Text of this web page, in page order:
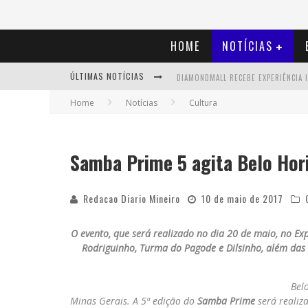
HOME NOTÍCIAS
ÚLTIMAS NOTÍCIAS
Home Notícias Cultura
Samba Prime 5 agita Belo
Redacao Diario Mineiro 10 de maio de 2017
O evento, que será realizado no dia 20 de maio, no
Rodriguinho, Turma do Pagode e Dilsinho, além
Minas Gerais. A 5ª edição do Samba Prime será